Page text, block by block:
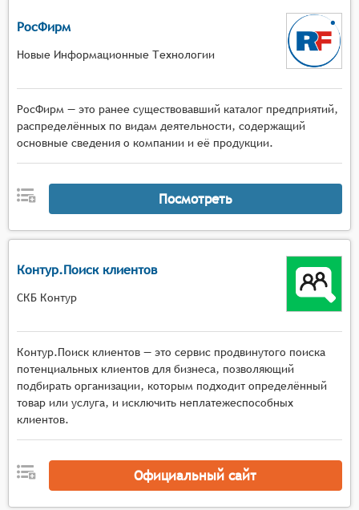
РосФирм
Новые Информационные Технологии
РосФирм — это ранее существовавший каталог предприятий,
распределённых по видам деятельности, содержащий
основные сведения о компании и её продукции.
Посмотреть
Контур.Поиск клиентов
СКБ Контур
Контур.Поиск клиентов — это сервис продвинутого поиска
потенциальных клиентов для бизнеса, позволяющий
подбирать организации, которым подходит определённый
товар или услуга, и исключить неплатежеспособных
клиентов.
Официальный сайт